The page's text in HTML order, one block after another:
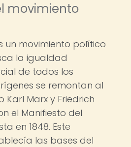
movimiento
un movimiento político
la igualdad
de todos los
se remontan al
Karl Marx y Friedrich
el Manifiesto del
en 1848. Este
las bases del